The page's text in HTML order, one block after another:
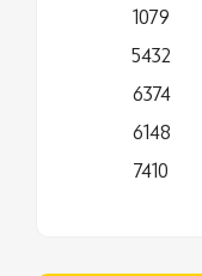
1079
5432
6374
6148
7410